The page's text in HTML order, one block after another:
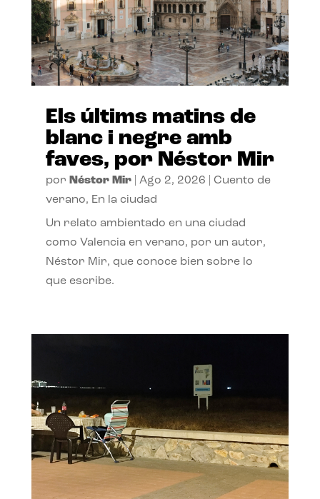
Els últims matins de
blanc i negre amb
faves, por Néstor Mir
por Néstor Mir| Ago 2, 2026
Cuento de
verano, En la ciudad
Un relato ambientado en una ciudad
como Valencia en verano, por un autor,
Néstor Mir, que conoce bien sobre lo
que escribe.